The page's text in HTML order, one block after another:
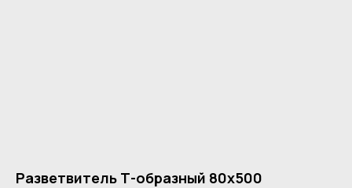
Разветвитель Т-образный 80х500